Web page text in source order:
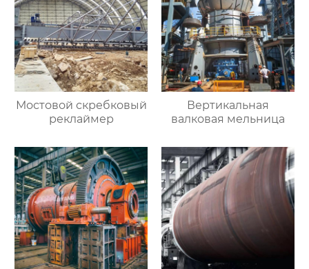
Мостовой скребковый
реклаймер
Вертикальная
валковая мельница